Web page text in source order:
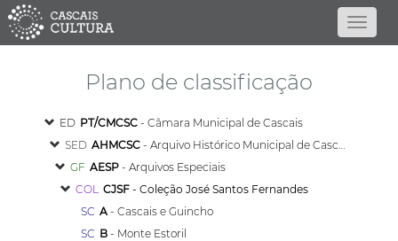
Plano de classificação
ED PT/CMCSC - Câmara Municipal de Cascais
SED AHMCSC - Arquivo Histórico Municipal de Cascais
GF AESP - Arquivos Especiais
COL CJSF - Coleção José Santos Fernandes
SC A - Cascais e Guincho
SC B - Monte Estoril